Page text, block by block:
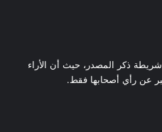
شريطة ذكر المصدر، حيث أن الأراء
عن رأي أصحابها فقط.